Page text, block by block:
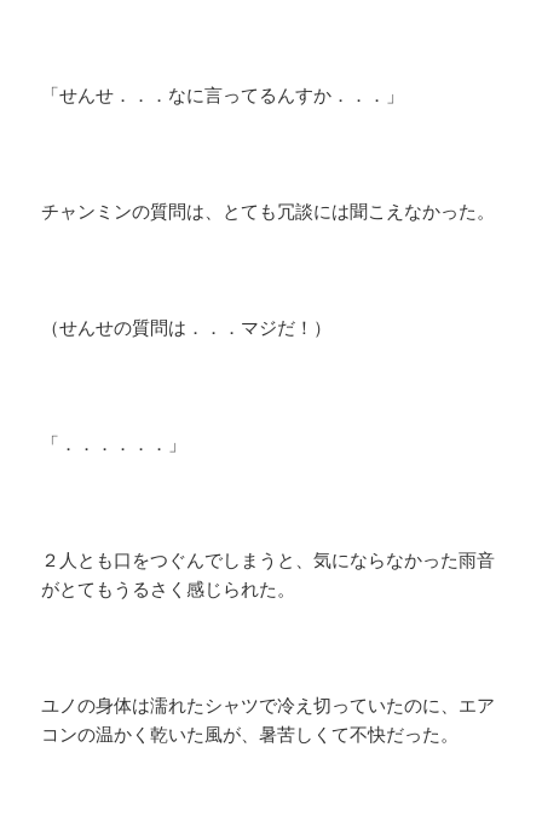
「せんせ．．．なに言ってるんすか．．．」
チャンミンの質問は、とても冗談には聞こえなかった。
（せんせの質問は．．．マジだ！）
「．．．．．．」
２人とも口をつぐんでしまうと、気にならなかった雨音
がとてもうるさく感じられた。
ユノの身体は濡れたシャツで冷え切っていたのに、エア
コンの温かく乾いた風が、暑苦しくて不快だった。